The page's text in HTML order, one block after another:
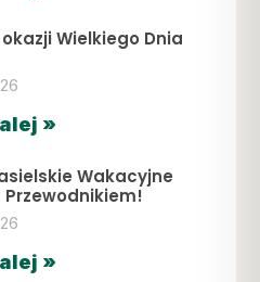
Wielkiego Dnia
»
Wakacyjne
Przewodnikiem!
»